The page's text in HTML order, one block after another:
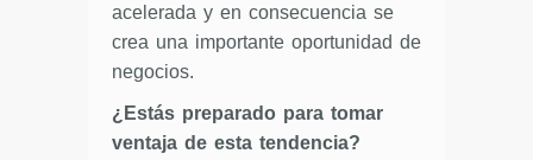
acelerada y en consecuencia se
crea una importante oportunidad de
negocios.
¿Estás preparado para tomar
ventaja de esta tendencia?